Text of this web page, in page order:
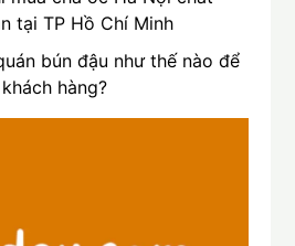
tại TP Hồ Chí Minh
bún đậu như thế nào để
hàng?